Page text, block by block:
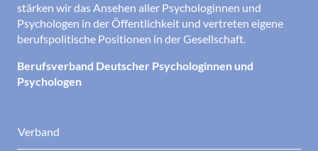
stärken wir das Ansehen aller Psychologinnen und
Psychologen in der Öffentlichkeit und vertreten eigene
berufspolitische Positionen in der Gesellschaft.
Berufsverband Deutscher Psychologinnen und
Psychologen
Verband